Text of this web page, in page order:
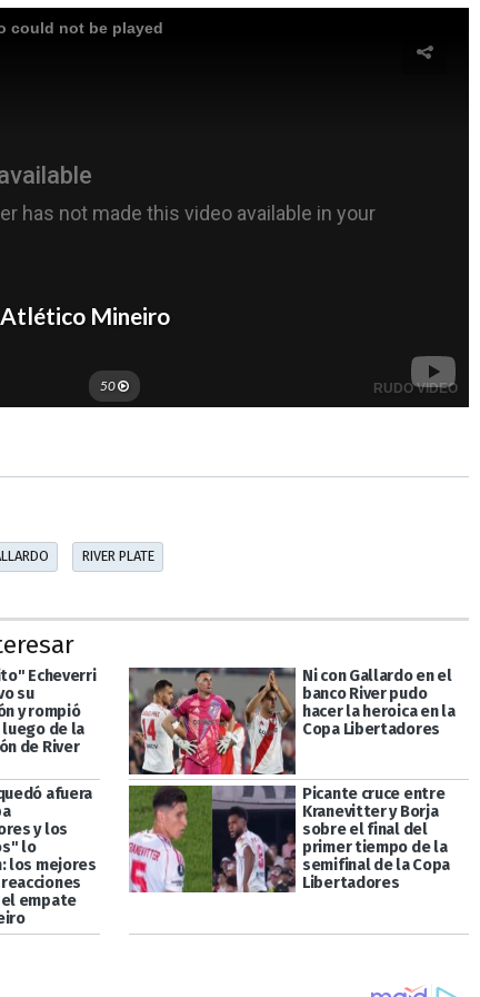
RIVER PLATE
Echeverri
su
y rompió
de la
de River
Ni con Gallardo en el
banco River pudo
hacer la heroica en la
Copa Libertadores
afuera
y los
lo
los mejores
empate
Picante cruce entre
Kranevitter y Borja
sobre el final del
primer tiempo de la
semifinal de la Copa
Libertadores